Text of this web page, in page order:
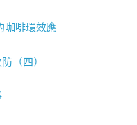
咖啡環效應
（四）